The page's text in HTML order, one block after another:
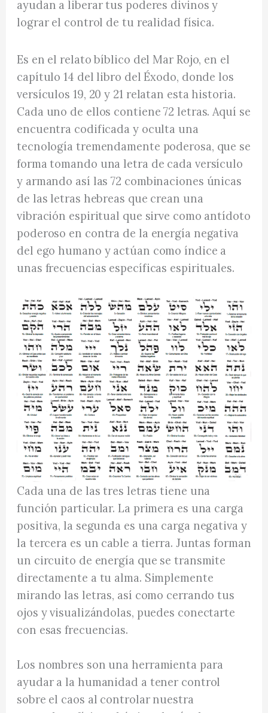
ayudan a liberar tus poderes divinos y
lograr el control de tu realidad física.
Es en el relato bíblico del Mar Rojo, en el
capítulo 14 del libro del Éxodo, donde los
versículos 19, 20 y 21 relatan esta historia.
Cada uno de ellos contiene 72 letras. Aquí se
encuentra codificada y oculta una
tecnología tremendamente poderosa, que se
forma tomando una letra de cada versículo
y armando así las 72 combinaciones únicas
de las letras hebreas que crean una
vibración espiritual que sirve como antídoto
poderoso en contra de la energía negativa
del ego humano y actúan como índice a
unas frecuencias específicas espirituales.
Cada una de las tres letras tiene una
función particular. La primera es una carga
positiva, la segunda es una carga negativa y
la tercera es un cable a tierra. Juntas forman
un circuito de energía que se transmite
directamente a tu alma. Simplemente
mirando las letras, así como cerrando tus
ojos y visualizándolas, puedes conectarte
con esas frecuencias.
Los nombres son una herramienta para
ayudar a la humanidad a tener control
sobre el caos al controlar nuestra